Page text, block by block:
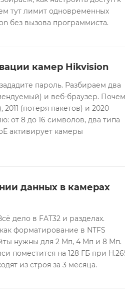
тут лимит одновременных
без вызова программиста.
камер Hikvision
пароль. Разбираем два
и веб-браузер.
(потеря пакетов) и 2020
от 8 до 16 символов, два типа
активирует камеры
данных в камерах
дело в FAT32 и разделах.
форматирование в NTFS
нужны для 2 Мп, 4 Мп и 8 Мп.
поместится на 128 ГБ при
из строя за 3 месяца.